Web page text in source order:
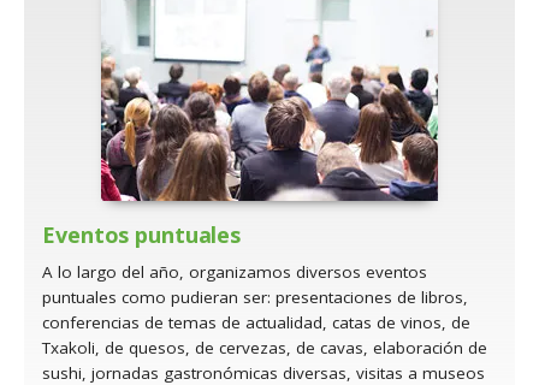
Eventos puntuales
A lo largo del año, organizamos diversos eventos
puntuales como pudieran ser: presentaciones de libros,
conferencias de temas de actualidad, catas de vinos, de
Txakoli, de quesos, de cervezas, de cavas, elaboración de
sushi, jornadas gastronómicas diversas, visitas a museos